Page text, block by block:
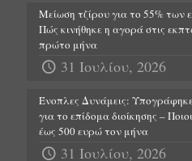
Μείωση τζίρου για το 55% των
Πώς κινήθηκε η αγορά στις
πρώτο μήνα
31 Ιουλίου, 2026
Ένοπλες Δυνάμεις:
για το επίδομα διοίκησης –
έως 500 ευρώ τον μήνα
31 Ιουλίου, 2026